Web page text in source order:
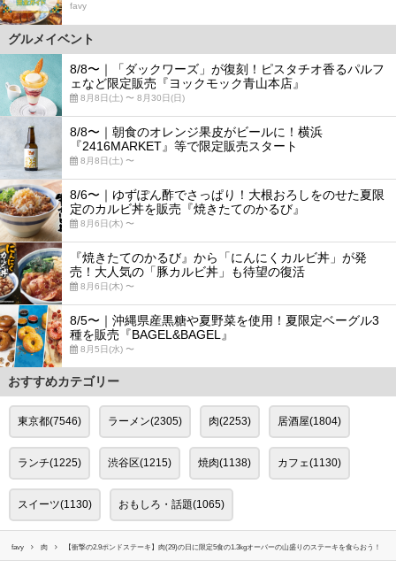
favy
グルメイベント
8/8〜｜「ダックワーズ」が復刻！ピスタチオ香るパルフ
ェなど限定販売『ヨックモック青山本店』
8月8日(土) 〜 8月30日(日)
8/8〜｜朝食のオレンジ果皮がビールに！横浜
『2416MARKET』等で限定販売スタート
8月8日(土) 〜
8/6〜｜ゆずぽん酢でさっぱり！大根おろしをのせた夏限
定のカルビ丼を販売『焼きたてのかるび』
8月6日(木) 〜
『焼きたてのかるび』から「にんにくカルビ丼」が発
売！大人気の「豚カルビ丼」も待望の復活
8月6日(木) 〜
8/5〜｜沖縄県産黒糖や夏野菜を使用！夏限定ベーグル3
種を販売『BAGEL&BAGEL』
8月5日(水) 〜
おすすめカテゴリー
東京都(7546) ラーメン(2305) 肉(2253) 居酒屋(1804)
ランチ(1225) 渋谷区(1215) 焼肉(1138) カフェ(1130)
スイーツ(1130) おもしろ・話題(1065)
favy 肉 【衝撃の2.9ポンドステーキ】肉(29)の日に限定5食の1.3kgオーバーの山盛りのステーキを食らおう！